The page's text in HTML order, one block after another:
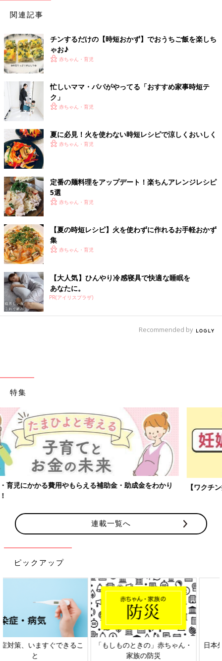
関連記事
チンするだけの【時短おかず】でおうちご飯を楽しち
ゃお♪
赤ちゃん・育児
忙しいママ・パパがやってる「おすすめ家事時短テ
ク」
赤ちゃん・育児
夏に必見！火を使わない時短レシピで涼しくおいしく
赤ちゃん・育児
定番の麺料理をアップデート！楽ちんアレンジレシピ
5選
赤ちゃん・育児
【夏の時短レシピ】火を使わずに作れるお手軽おかず
集
赤ちゃん・育児
【大人気】ひんやり冷感寝具で快適な睡眠を
あなたに。
PR(アイリスプラザ)
Recommended by
特集
【ワクチン接種できるものも】妊婦の感染症対策、知っておいて！
連載一覧へ
ピックアップ
日本外来小児科学会リーフレッ
六星占術 細木かおりさんの人生
相談